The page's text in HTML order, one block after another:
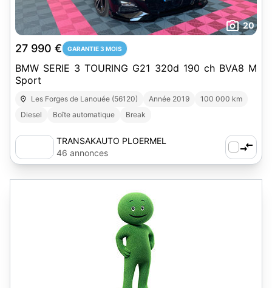
20
27 990 € GARANTIE 3 MOIS
BMW SERIE 3 TOURING G21 320d 190 ch BVA8 M
Sport
Les Forges de Lanouée (56120) Année 2019
100 000 km
Diesel
Boîte automatique Break
TRANSAKAUTO PLOERMEL
46 annonces